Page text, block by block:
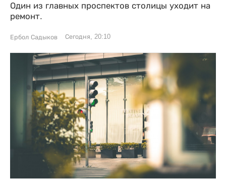
Один из главных проспектов столицы уходит на
ремонт.
Ербол Садыков Сегодня, 20:10